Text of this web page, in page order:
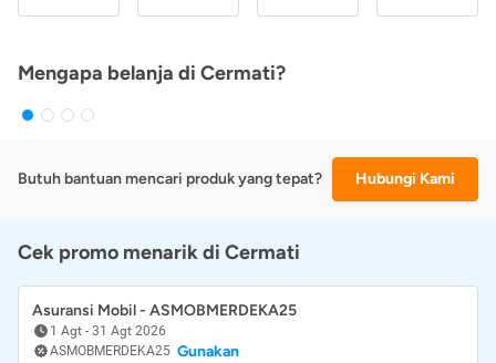
Mengapa belanja di Cermati?
Butuh bantuan mencari produk yang tepat? Hubungi Kami
Cek promo menarik di Cermati
Asuransi Mobil - ASMOBMERDEKA25
1 Agt - 31 Agt 2026
ASMOBMERDEKA25 Gunakan